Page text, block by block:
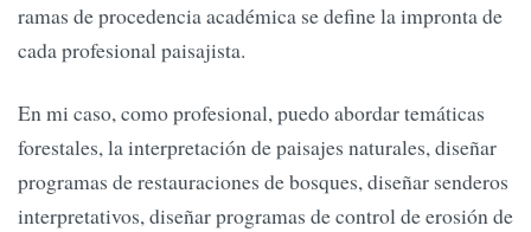
ramas de procedencia académica se define la impronta de
cada profesional paisajista.
En mi caso, como profesional, puedo abordar temáticas
forestales, la interpretación de paisajes naturales, diseñar
programas de restauraciones de bosques, diseñar senderos
interpretativos, diseñar programas de control de erosión de